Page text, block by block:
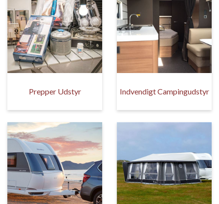
Prepper Udstyr Indvendigt Campingudstyr